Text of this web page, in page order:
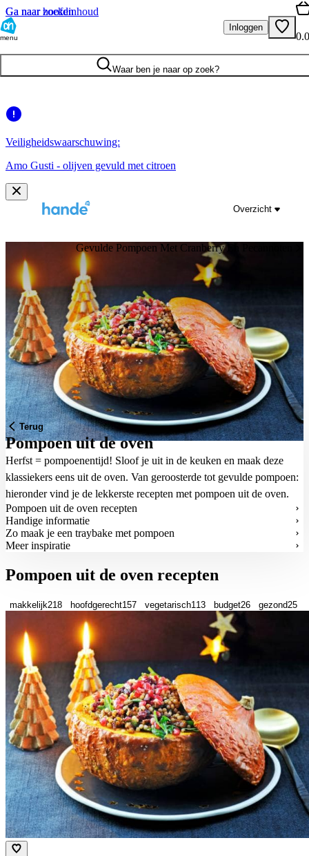
Ga naar hoofdinhoud
Ga naar zoeken
menu
Inloggen
Waar ben je naar op zoek?
Veiligheidswaarschuwing:
Amo Gusti - olijven gevuld met citroen
Overzicht
Gevulde Pompoen Met Cranberry En Pecannoten
Terug
Pompoen uit de oven
Herfst = pompoenentijd! Sloof je uit in de keuken en maak deze
klassiekers eens uit de oven. Van geroosterde tot gevulde pompoen:
hieronder vind je de lekkerste recepten met pompoen uit de oven.
Pompoen uit de oven recepten
Handige informatie
Zo maak je een traybake met pompoen
Meer inspiratie
Pompoen uit de oven recepten
makkelijk218 hoofdgerecht157 vegetarisch113 budget26 gezond25